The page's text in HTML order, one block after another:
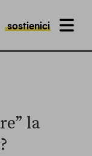
sostienici MENU
la